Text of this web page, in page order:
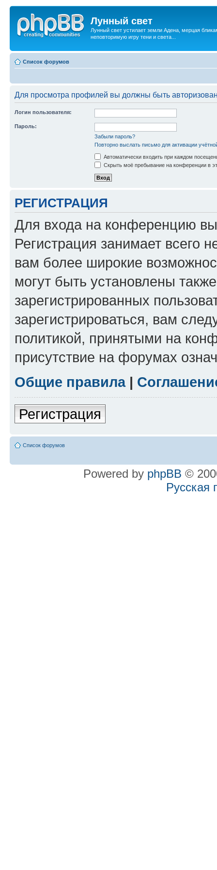
Лунный свет
Лунный свет устилает земли Адена, мерцая
неповторимую игру тени и света...
Список форумов
Для просмотра профилей вы должны быть
Логин пользователя:
Пароль:
Забыли пароль?
Повторно выслать письмо для активации
Автоматически входить при каждом
Скрыть моё пребывание на конференции в
РЕГИСТРАЦИЯ
Для входа на конференцию
Регистрация занимает всего
вам более широкие
могут быть установлены
зарегистрированных
зарегистрироваться, вам
политикой, принятыми на
присутствие на форумах
Общие правила|
Регистрация
Список форумов
Powered by phpBB ©
Русская